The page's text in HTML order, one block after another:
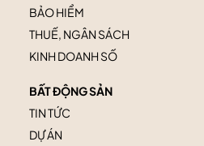
BẢO HIỂM
THUẾ, NGÂN SÁCH
KINH DOANH SỐ
BẤT ĐỘNG SẢN
TIN TỨC
DỰ ÁN